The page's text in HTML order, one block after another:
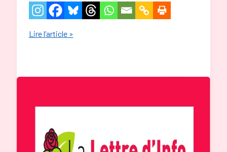
Les
Lire l’article »